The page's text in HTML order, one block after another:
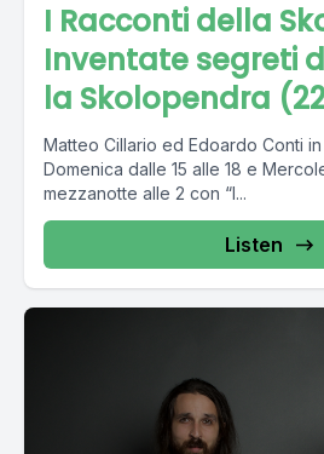
I Racconti della
Inventate segreti
la Skolopendra
Matteo Cillario ed Edoardo Conti
Domenica dalle 15 alle 18 e
mezzanotte alle 2 con “I...
Listen